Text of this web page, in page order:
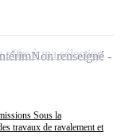
Sous la
travaux de ravalement et
Non renseigné
offre à ma sélection